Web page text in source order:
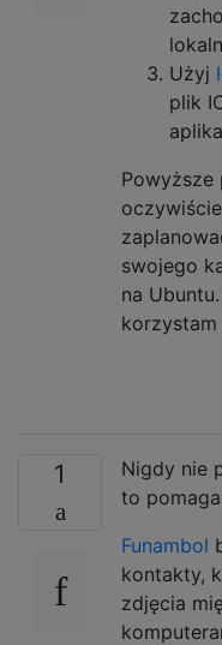
Użyj
plik
Powyższe
swojego
na
1
Nigdy nie
to
Funambol
kontakty,
zdjęcia